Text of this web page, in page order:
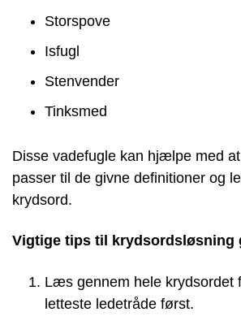
Storspove
Isfugl
Stenvender
Tinksmed
Disse vadefugle kan hjælpe med
passer til de givne definitioner og
krydsord.
Vigtige tips til krydsordsløsning
Læs gennem hele krydsordet
letteste ledetråde først.